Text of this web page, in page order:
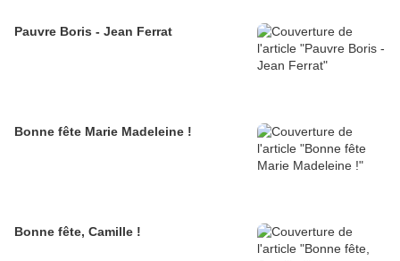
Pauvre Boris - Jean Ferrat
Bonne fête Marie Madeleine !
Bonne fête, Camille !